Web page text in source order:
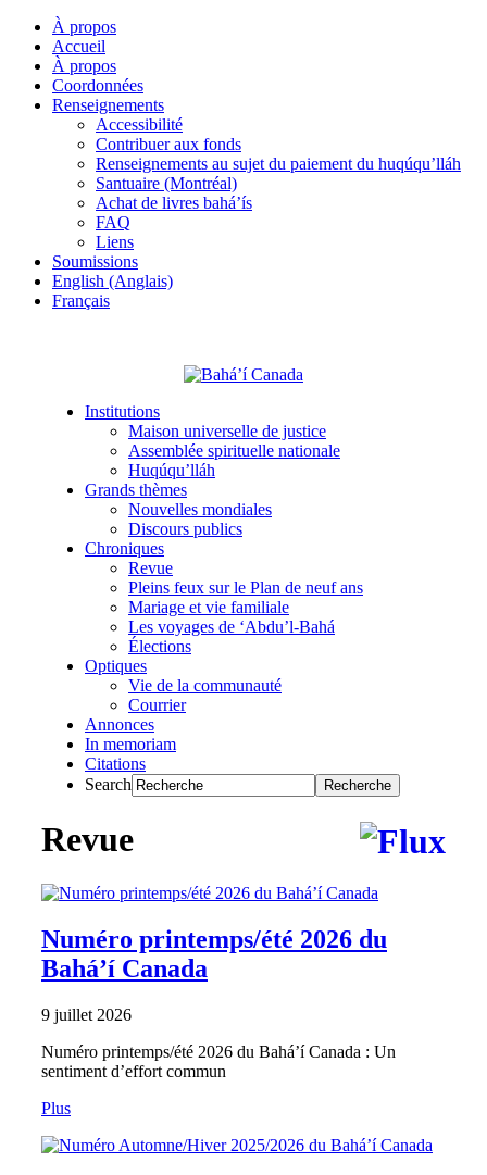
À propos
Accueil
À propos
Coordonnées
Renseignements
Accessibilité
Contribuer aux fonds
Renseignements au sujet du paiement du huqúqu’lláh
Santuaire (Montréal)
Achat de livres bahá’ís
FAQ
Liens
Soumissions
English (Anglais)
Français
Institutions
Maison universelle de justice
Assemblée spirituelle nationale
Huqúqu’lláh
Grands thèmes
Nouvelles mondiales
Discours publics
Chroniques
Revue
Pleins feux sur le Plan de neuf ans
Mariage et vie familiale
Les voyages de ‘Abdu’l-Bahá
Élections
Optiques
Vie de la communauté
Courrier
Annonces
In memoriam
Citations
Search
Revue
Numéro printemps/été 2026 du
Bahá’í Canada
9 juillet 2026
Numéro printemps/été 2026 du Bahá’í Canada : Un
sentiment d’effort commun
Plus